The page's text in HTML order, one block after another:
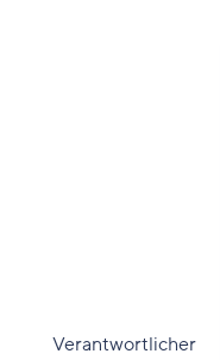
Verantwortlicher